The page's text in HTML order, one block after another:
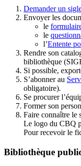
Demander un
Envoyer les
le
le
l’Entente
Rendre son
bibliothèque
Si possible,
S’abonner au
obligatoire).
Se procurer
Former son
Faire connaître le
Le logo du CBQ
Pour recevoir le
Bibliothèque